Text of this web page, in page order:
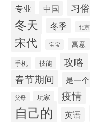
专业 中国 习俗
冬天 冬季 北京
宋代 宝宝 寓意
手机 技能 攻略
春节期间 是一个
父母 玩家 疫情
自己的 英语